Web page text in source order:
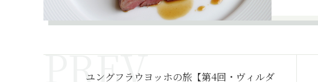
ユングフラウヨッホの旅【第4回・ヴィルダ